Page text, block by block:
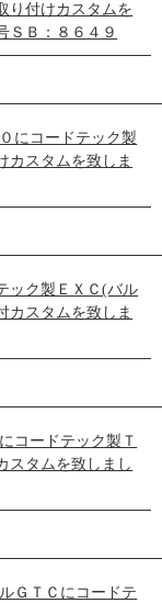
り付けカスタムを
ＳＢ：８６４９
カスタムを致しま
カスタムを致しま
スタムを致しまし